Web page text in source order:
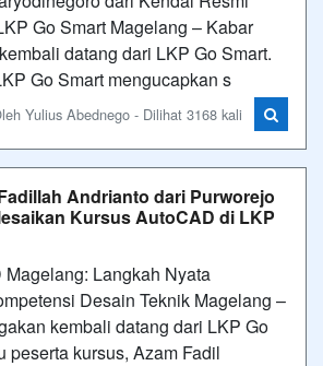
Go Smart Magelang – Kabar
datang dari LKP Go Smart.
Go Smart mengucapkan s
Yulius Abednego - Dilihat 3168 kali
Andrianto dari Purworejo
Kursus AutoCAD di LKP
Langkah Nyata
Desain Teknik Magelang –
kembali datang dari LKP Go
peserta kursus, Azam Fadil